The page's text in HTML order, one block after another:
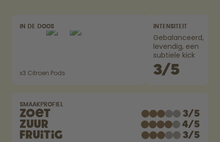
Zeg hallo tegen de "O"
Support & FAQ
IN DE DOOS
x3 Citroen Pods
INTENSITEIT
Gebalanceerd,
levendig, een
subtiele kick
3/5
SMAAKPROFIEL
Zoet 3/5
Zuur 4/5
Fruitig 3/5